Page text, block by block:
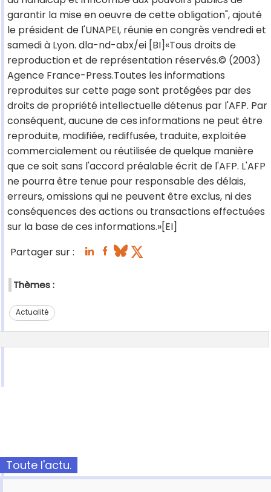
garantir la mise en oeuvre de cette obligation", ajouté
le président de l'UNAPEI, réunie en congrès vendredi et
samedi à Lyon. dla-nd-abx/ei [BI]«Tous droits de
reproduction et de représentation réservés.© (2003)
Agence France-Press.Toutes les informations
reproduites sur cette page sont protégées par des
droits de propriété intellectuelle détenus par l'AFP. Par
conséquent, aucune de ces informations ne peut être
reproduite, modifiée, rediffusée, traduite, exploitée
commercialement ou réutilisée de quelque manière
que ce soit sans l'accord préalable écrit de l'AFP. L'AFP
ne pourra être tenue pour responsable des délais,
erreurs, omissions qui ne peuvent être exclus, ni des
conséquences des actions ou transactions effectuées
sur la base de ces informations.»[EI]
Partager sur :
Thèmes :
Actualité
Toute l'actu.